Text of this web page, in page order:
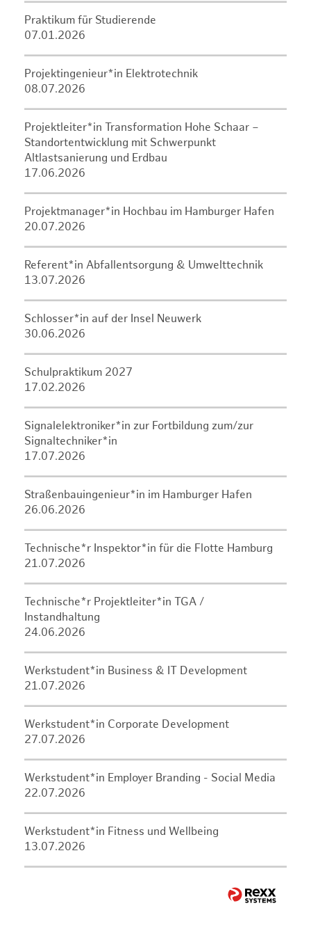
Praktikum für Studierende
07.01.2026
Projektingenieur*in Elektrotechnik
08.07.2026
Projektleiter*in Transformation Hohe Schaar –
Standortentwicklung mit Schwerpunkt
Altlastsanierung und Erdbau
17.06.2026
Projektmanager*in Hochbau im Hamburger Hafen
20.07.2026
Referent*in Abfallentsorgung & Umwelttechnik
13.07.2026
Schlosser*in auf der Insel Neuwerk
30.06.2026
Schulpraktikum 2027
17.02.2026
Signalelektroniker*in zur Fortbildung zum/zur
Signaltechniker*in
17.07.2026
Straßenbauingenieur*in im Hamburger Hafen
26.06.2026
Technische*r Inspektor*in für die Flotte Hamburg
21.07.2026
Technische*r Projektleiter*in TGA /
Instandhaltung
24.06.2026
Werkstudent*in Business & IT Development
21.07.2026
Werkstudent*in Corporate Development
27.07.2026
Werkstudent*in Employer Branding - Social Media
22.07.2026
Werkstudent*in Fitness und Wellbeing
13.07.2026